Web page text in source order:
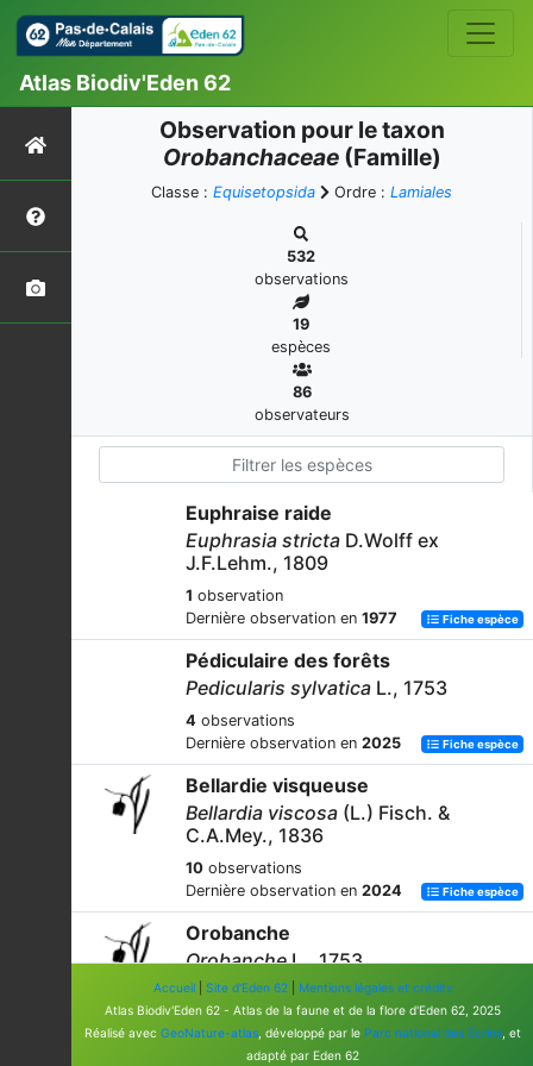
Atlas Biodiv'Eden 62
Observation pour le taxon
Orobanchaceae(Famille)
Classe : Equisetopsida Ordre : Lamiales
532
observations
19
espèces
86
observateurs
Euphraise raide
Euphrasia stricta D.Wolff ex
J.F.Lehm., 1809
1 observation
Dernière observation en 1977 Fiche espèce
Pédiculaire des forêts
Pedicularis sylvatica L., 1753
4 observations
Dernière observation en 2025 Fiche espèce
Bellardie visqueuse
Bellardia viscosa (L.) Fisch. &
C.A.Mey., 1836
10 observations
Dernière observation en 2024 Fiche espèce
Orobanche
OrobancheL., 1753
10 observations
Dernière observation en2025 Fiche espèce
Rhinanthe mineur
Accueil| Site d'Eden 62|
Mentions légales et crédits
Atlas Biodiv'Eden 62 - Atlas de la faune et de la flore d'Eden 62, 2025
Réalisé avec GeoNature-atlas, développé par le Parc national des Écrins, et
adapté par Eden 62